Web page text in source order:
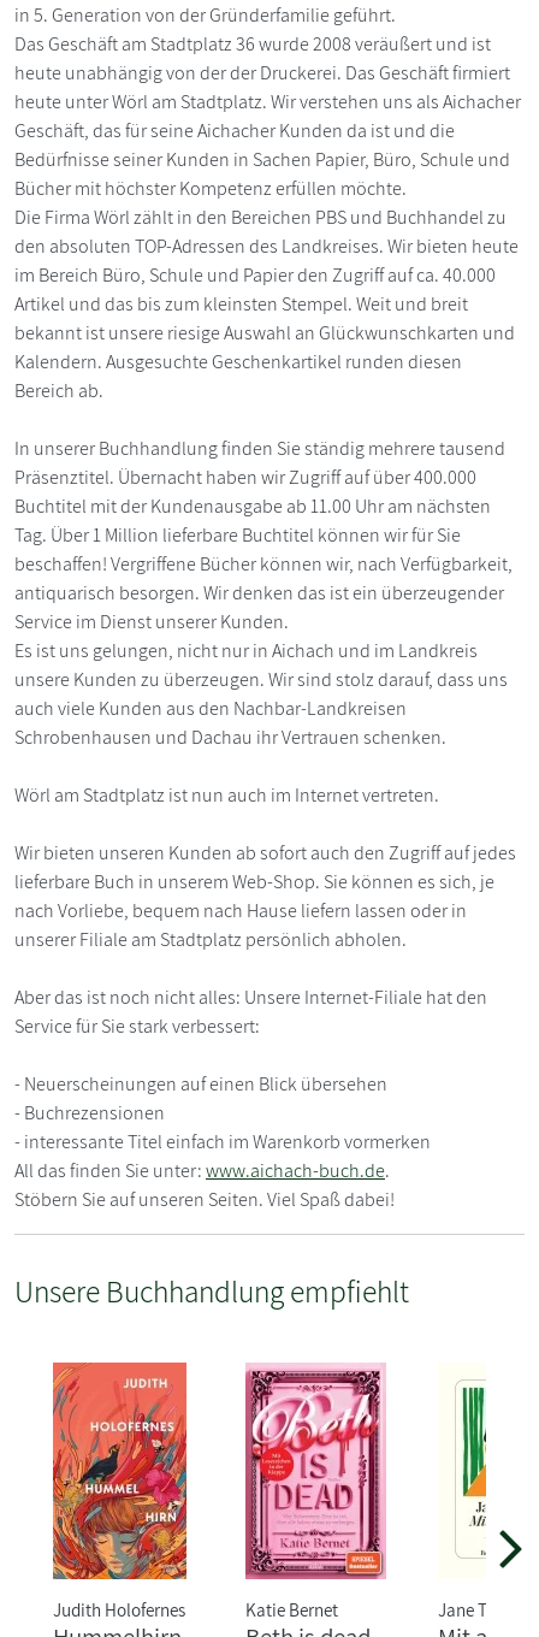
in 5. Generation von der Gründerfamilie geführt.
Das Geschäft am Stadtplatz 36 wurde 2008 veräußert und ist
heute unabhängig von der der Druckerei. Das Geschäft firmiert
heute unter Wörl am Stadtplatz. Wir verstehen uns als Aichacher
Geschäft, das für seine Aichacher Kunden da ist und die
Bedürfnisse seiner Kunden in Sachen Papier, Büro, Schule und
Bücher mit höchster Kompetenz erfüllen möchte.
Die Firma Wörl zählt in den Bereichen PBS und Buchhandel zu
den absoluten TOP-Adressen des Landkreises. Wir bieten heute
im Bereich Büro, Schule und Papier den Zugriff auf ca. 40.000
Artikel und das bis zum kleinsten Stempel. Weit und breit
bekannt ist unsere riesige Auswahl an Glückwunschkarten und
Kalendern. Ausgesuchte Geschenkartikel runden diesen
Bereich ab.
In unserer Buchhandlung finden Sie ständig mehrere tausend
Präsenztitel. Übernacht haben wir Zugriff auf über 400.000
Buchtitel mit der Kundenausgabe ab 11.00 Uhr am nächsten
Tag. Über 1 Million lieferbare Buchtitel können wir für Sie
beschaffen! Vergriffene Bücher können wir, nach Verfügbarkeit,
antiquarisch besorgen. Wir denken das ist ein überzeugender
Service im Dienst unserer Kunden.
Es ist uns gelungen, nicht nur in Aichach und im Landkreis
unsere Kunden zu überzeugen. Wir sind stolz darauf, dass uns
auch viele Kunden aus den Nachbar-Landkreisen
Schrobenhausen und Dachau ihr Vertrauen schenken.
Wörl am Stadtplatz ist nun auch im Internet vertreten.
Wir bieten unseren Kunden ab sofort auch den Zugriff auf jedes
lieferbare Buch in unserem Web-Shop. Sie können es sich, je
nach Vorliebe, bequem nach Hause liefern lassen oder in
unserer Filiale am Stadtplatz persönlich abholen.
Aber das ist noch nicht alles: Unsere Internet-Filiale hat den
Service für Sie stark verbessert:
- Neuerscheinungen auf einen Blick übersehen
- Buchrezensionen
- interessante Titel einfach im Warenkorb vormerken
All das finden Sie unter:www.aichach-buch.de.
Stöbern Sie auf unseren Seiten. Viel Spaß dabei!
Unsere Buchhandlung empfiehlt
Judith Holofernes Katie Bernet Jane Tara